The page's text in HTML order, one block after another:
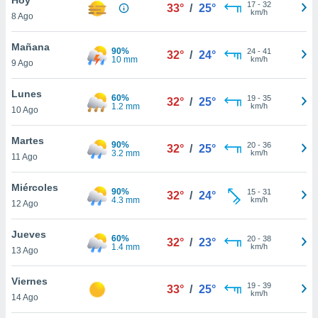
y
en
más
de
8 Ago
33° / 25° 17- 32
km/h
Mañana
9 Ago
90%
10 mm
32° / 24° 24- 41
km/h
Lunes
10 Ago
60%
1.2 mm
32° / 25° 19- 35
km/h
Martes
11 Ago
90%
3.2 mm
32° / 25° 20- 36
km/h
Miércoles
12 Ago
90%
4.3 mm
32° / 24° 15- 31
km/h
Jueves
13 Ago
60%
1.4 mm
32° / 23° 20- 38
km/h
Viernes
14 Ago
33° / 25° 19- 39
km/h